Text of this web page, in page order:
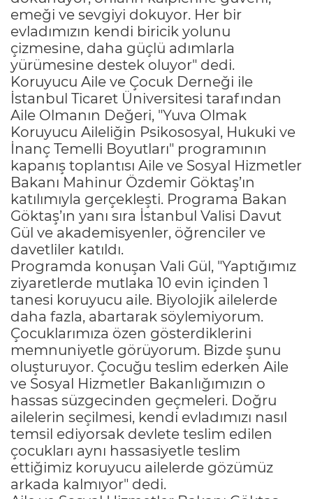
emeği ve sevgiyi dokuyor. Her bir
evladımızın kendi biricik yolunu
çizmesine, daha güçlü adımlarla
yürümesine destek oluyor" dedi.
Koruyucu Aile ve Çocuk Derneği ile
İstanbul Ticaret Üniversitesi tarafından
Aile Olmanın Değeri, "Yuva Olmak
Koruyucu Aileliğin Psikososyal, Hukuki ve
İnanç Temelli Boyutları" programının
kapanış toplantısı Aile ve Sosyal Hizmetler
Bakanı Mahinur Özdemir Göktaş’ın
katılımıyla gerçekleşti. Programa Bakan
Göktaş’ın yanı sıra İstanbul Valisi Davut
Gül ve akademisyenler, öğrenciler ve
davetliler katıldı.
Programda konuşan Vali Gül, "Yaptığımız
ziyaretlerde mutlaka 10 evin içinden 1
tanesi koruyucu aile. Biyolojik ailelerde
daha fazla, abartarak söylemiyorum.
Çocuklarımıza özen gösterdiklerini
memnuniyetle görüyorum. Bizde şunu
oluşturuyor. Çocuğu teslim ederken Aile
ve Sosyal Hizmetler Bakanlığımızın o
hassas süzgecinden geçmeleri. Doğru
ailelerin seçilmesi, kendi evladımızı nasıl
temsil ediyorsak devlete teslim edilen
çocukları aynı hassasiyetle teslim
ettiğimiz koruyucu ailelerde gözümüz
arkada kalmıyor" dedi.